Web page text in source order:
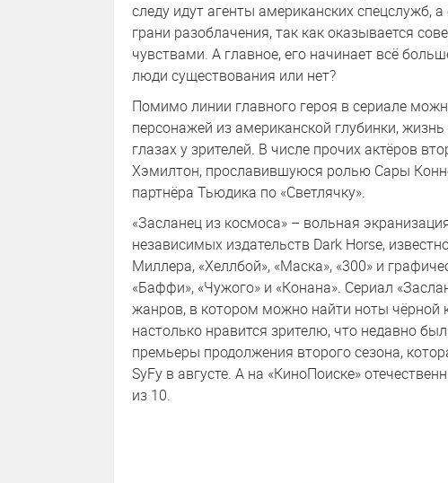
следу идут агенты американских спецслужб,
грани разоблачения, так как оказывается
чувствами. А главное, его начинает всё
люди существования или нет?
Помимо линии главного героя в сериале
персонажей из американской глубинки,
глазах у зрителей. В числе прочих актёров
Хэмилтон, прославившуюся ролью Сары
партнёра Тьюдика по «Светлячку».
«Засланец из космоса» – вольная
независимых издательств Dark Horse,
Миллера, «Хеллбой», «Маска», «300» и
«Баффи», «Чужого» и «Конана». Сериал
жанров, в котором можно найти ноты чёрной
настолько нравится зрителю, что недавно
премьеры продолжения второго сезона,
SyFy в августе. А на «КиноПоиске»
из 10.